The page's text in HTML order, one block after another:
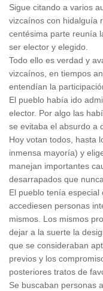
Sigue citando a varios
vizcaínos con hidalguía
centésima parte reunía
ser elector y elegido.
Todo ello es verdad y
vizcaínos, en tiempos
entendían la
El pueblo había ido
elector. Por algo las
se evitaba el absurdo a
Hoy votan todos, hasta
inmensa mayoría) y
manejan importantes
desarrapados que
El pueblo tenía
accediesen personas
mismos. Los mismos
dejar a la suerte la
que se consideraban
previos y los
posteriores tratos de
Se buscaban personas